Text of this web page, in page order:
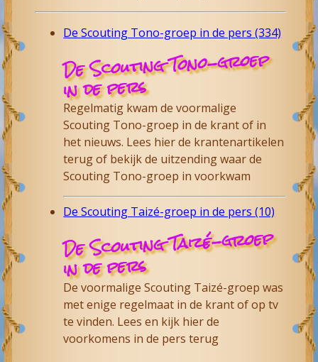
De Scouting Tono-groep in de pers (334)
De Scouting Tono-groep
in de pers
Regelmatig kwam de voormalige
Scouting Tono-groep in de krant of in
het nieuws. Lees hier de krantenartikelen
terug of bekijk de uitzending waar de
Scouting Tono-groep in voorkwam
De Scouting Taizé-groep in de pers (10)
De Scouting Taizé-groep
in de pers
De voormalige Scouting Taizé-groep was
met enige regelmaat in de krant of op tv
te vinden. Lees en kijk hier de
voorkomens in de pers terug